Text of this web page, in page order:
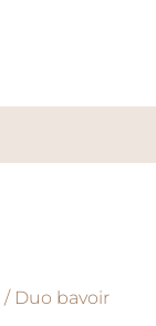
/ Duo bavoir